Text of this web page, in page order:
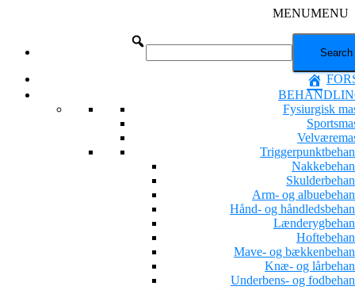
MENUMENU
Fysiurgisk
Arm- og
Hånd- og
Mave- og
Knæ- og
Underbens- og